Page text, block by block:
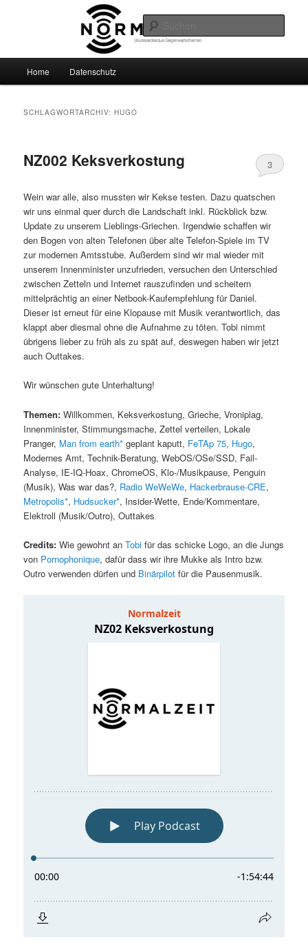
Normalzeit
Boulevardesque Gegenwartsthemen
Home Datenschutz
SCHLAGWORTARCHIV:HUGO
NZ002 Keksverkostung 3
Wein war alle, also mussten wir Kekse testen. Dazu quatschen
wir uns einmal quer durch die Landschaft inkl. Rückblick bzw.
Update zu unserem Lieblings-Griechen. Irgendwie schaffen wir
den Bogen von alten Telefonen über alte Telefon-Spiele im TV
zur modernen Amtsstube. Außerdem sind wir mal wieder mit
unserem Innenminister unzufrieden, versuchen den Unterschied
zwischen Zetteln und Internet rauszufinden und scheitern
mittelprächtig an einer Netbook-Kaufempfehlung für Daniel.
Dieser ist erneut für eine Klopause mit Musik verantwortlich, das
klappt aber diesmal ohne die Aufnahme zu töten. Tobi nimmt
übrigens lieber zu früh als zu spät auf, deswegen haben wir jetzt
auch Outtakes.
Wir wünschen gute Unterhaltung!
Themen: Willkommen, Keksverkostung, Grieche, Vroniplag,
Innenminister, Stimmungsmache, Zettel verteilen, Lokale
Pranger, Man from earth* geplant kaputt, FeTAp 75, Hugo,
Modernes Amt, Technik-Beratung, WebOS/OSe/SSD, Fail-
Analyse, IE-IQ-Hoax, ChromeOS, Klo-/Musikpause, Penguin
(Musik), Was war das?, Radio WeWeWe, Hackerbrause-CRE,
Metropolis*, Hudsucker*, Insider-Wette, Ende/Kommentare,
Elektroll (Musik/Outro), Outtakes
Credits: Wie gewohnt anTobi für das schicke Logo, an die Jungs
von Pornophonique, dafür dass wir ihre Mukke als Intro bzw.
Outro verwenden dürfen und Binärpilot für die Pausenmusik.